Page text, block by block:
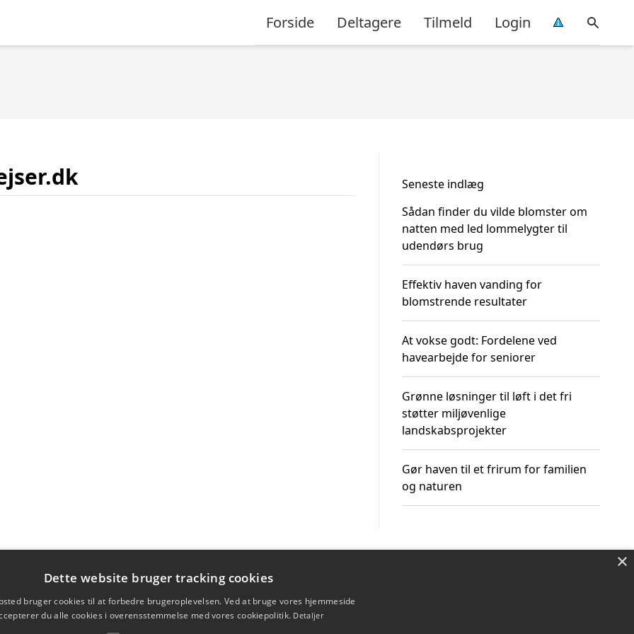
Forside Deltagere Tilmeld Login
Seneste indlæg
Sådan finder du vilde blomster om
natten med led lommelygter til
udendørs brug
Effektiv haven vanding for
blomstrende resultater
At vokse godt: Fordelene ved
havearbejde for seniorer
Grønne løsninger til løft i det fri
støtter miljøvenlige
landskabsprojekter
Gør haven til et frirum for familien
og naturen
×
Dette website bruger tracking cookies
bruger cookies til at forbedre brugeroplevelsen. Ved at bruge vores hjemmeside
du alle cookies i overensstemmelse med vores cookiepolitik. Detaljer